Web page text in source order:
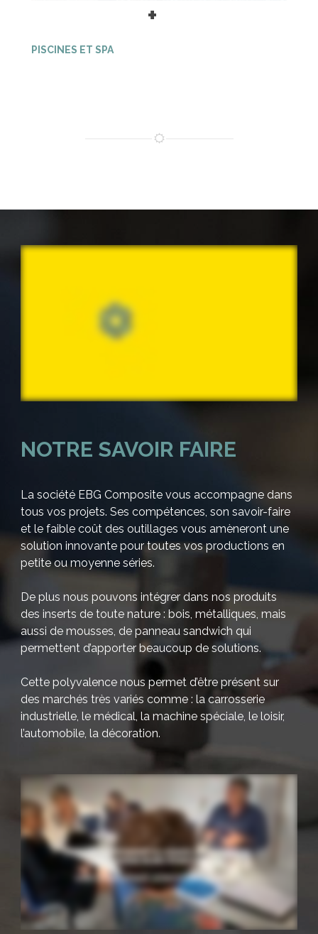
+
PISCINES ET SPA
NOTRE SAVOIR FAIRE
La société EBG Composite vous accompagne dans
tous vos projets. Ses compétences, son savoir-faire
et le faible coût des outillages vous amèneront une
solution innovante pour toutes vos productions en
petite ou moyenne séries.
De plus nous pouvons intégrer dans nos produits
des inserts de toute nature : bois, métalliques, mais
aussi de mousses, de panneau sandwich qui
permettent d’apporter beaucoup de solutions.
Cette polyvalence nous permet d’être présent sur
des marchés très variés comme : la carrosserie
industrielle, le médical, la machine spéciale, le loisir,
l’automobile, la décoration.